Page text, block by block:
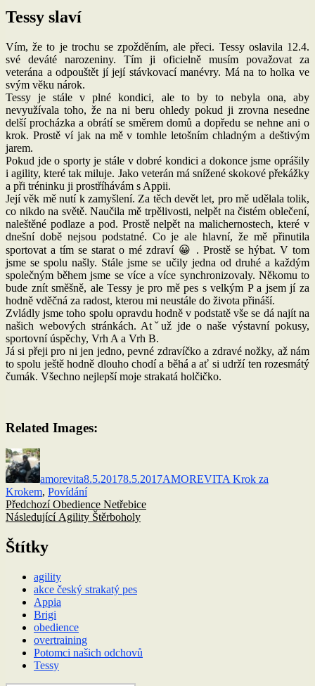
Tessy slaví
Vím, že to je trochu se zpožděním, ale přeci. Tessy oslavila 12.4.
své deváté narozeniny. Tím ji oficielně musím považovat za
veterána a odpouštět jí její stávkovací manévry. Má na to holka ve
svým věku nárok.
Tessy je stále v plné kondici, ale to by to nebyla ona, aby
nevyužívala toho, že na ni beru ohledy pokud ji zrovna nesedne
delší procházka a obrátí se směrem domů a dopředu se nehne ani o
krok. Prostě ví jak na mě v tomhle letošním chladným a deštivým
jarem.
Pokud jde o sporty je stále v dobré kondici a dokonce jsme oprášily
i agility, které tak miluje. Jako veterán má snížené skokové překážky
a při tréninku ji prostříhávám s Appii.
Její věk mě nutí k zamyšlení. Za těch devět let, pro mě udělala tolik,
co nikdo na světě. Naučila mě trpělivosti, nelpět na čistém oblečení,
naleštěné podlaze a pod. Prostě nelpět na malichernostech, které v
dnešní době nejsou podstatné. Co je ale hlavní, že mě přinutila
sportovat a tím se starat o mé zdraví 😀 . Prostě se hýbat. V tom
jsme se spolu našly. Stále jsme se učily jedna od druhé a každým
společným během jsme se více a více synchronizovaly. Někomu to
bude znít směšně, ale Tessy je pro mě pes s velkým P a jsem jí za
hodně vděčná za radost, kterou mi neustále do života přináší.
Zvládly jsme toho spolu opravdu hodně v podstatě vše se dá najít na
našich webových stránkách. Atˇuž jde o naše výstavní pokusy,
sportovní úspěchy, Vrh A a Vrh B.
Já si přeji pro ni jen jedno, pevné zdravíčko a zdravé nožky, až nám
to spolu ještě hodně dlouho chodí a běhá a ať si udrží ten rozesmátý
čumák. Všechno nejlepší moje strakatá holčičko.
Related Images:
Autor:
amorevita8.5.20178.5.2017AMOREVITA Krok za
Krokem, Povídání
Navigace
pro
příspěvek
Předchozí Předchozí
příspěvek:
Obedience Netřebice
Následující Následující
Agility Štěrboholy
Štítky
agility
akce český strakatý pes
Appia
Brigi
obedience
overtraining
Potomci našich odchovů
Tessy